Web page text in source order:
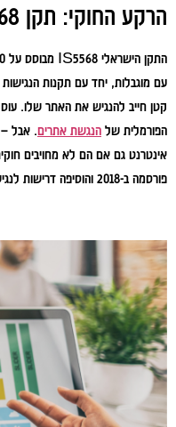
הרקע החוקי: תקן IS5568 ו-WCAG – מה מחייב בישראל?
עם מוגבלות, יחד עם תקנות
קטן חייב להנגיש את האתר שלו.
הפורמלית של הנגשת אתרים. אבל –
פורסמה ב-2018 והוסיפה דרישות לנגישות במובייל ולמוגבלויות קוגניטיביות. כלומר, מדובר בתקן חי שמתעדכן מדי פעם.